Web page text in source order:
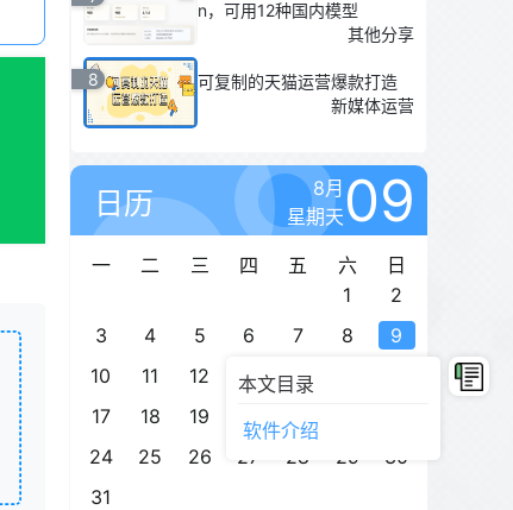
本文目录
软件介绍
n，可用12种国内模型
其他分享
8
可复制的天猫运营爆款打造
新媒体运营
日历
8月
星期天09
一 二 三 四 五 六
日
1
2
3
4 5 6 7 8
9
10
11 12 13 14
17
18 19 20 21
24
25 26 27 28 29
30
31